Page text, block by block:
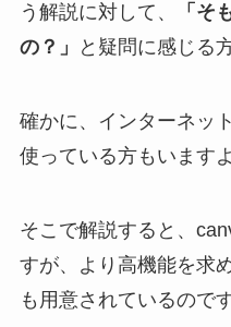
う解説に対して、
「そ
の？」
と疑問に感じる
確かに、インターネッ
使っている方もいますよ
そこで解説すると、
すが、より高機能を求
も用意されているのです